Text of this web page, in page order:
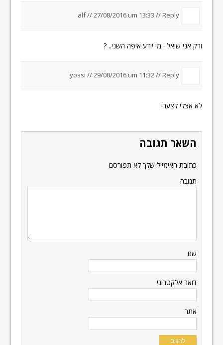
alf //27/08/2016 um 13:33 //Reply
ורק אני שואל : מי יודע איפה השני.. ?
yossi //29/08/2016 um 11:32//Reply
לא אצלי לצערי
השאר תגובה
כתובת האימייל שלך לא תפורסם
תגובה
שם
דואר אלקטרוני
אתר